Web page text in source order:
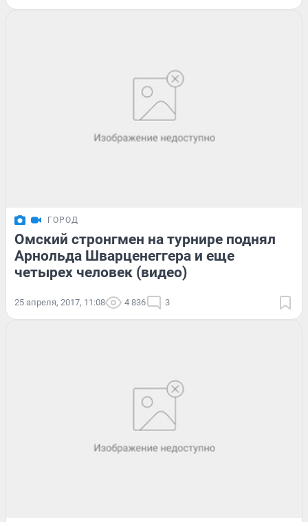
ГОРОД
Омский стронгмен на турнире поднял
Арнольда Шварценеггера и еще
четырех человек (видео)
25 апреля, 2017, 11:08 4 836 3